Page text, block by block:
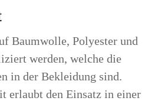
Baumwolle, Polyester und
werden, welche die
in der Bekleidung sind.
erlaubt den Einsatz in einer